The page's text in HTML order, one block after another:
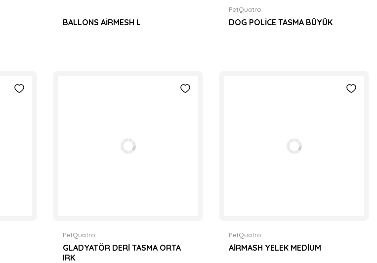
BALLONS AİRMESH L
PetQuatro
DOG POLİCE TASMA BÜYÜK
PetQuatro
GLADYATÖR DERİ TASMA ORTA
IRK
PetQuatro
AİRMASH YELEK MEDİUM